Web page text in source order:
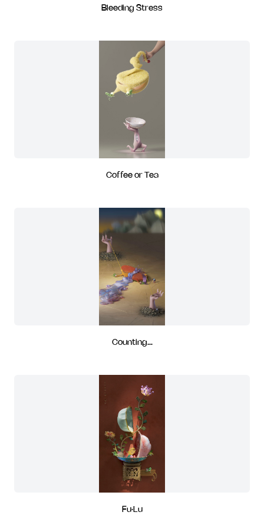
Bleeding Stress
Coffee or Tea
Counting...
Fu·Lu